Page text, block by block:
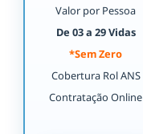
Valor por Pessoa
De 03 a 29 Vidas
*Sem Zero
Cobertura Rol ANS
Contratação Online